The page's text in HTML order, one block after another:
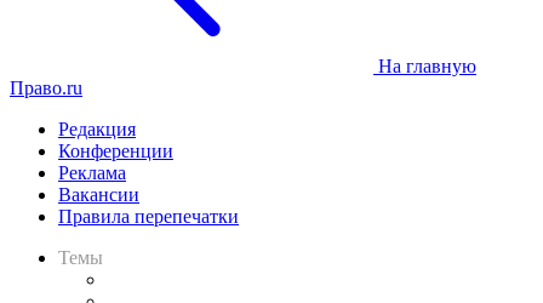
На главную
Право.ru
Редакция
Конференции
Реклама
Вакансии
Правила перепечатки
Темы